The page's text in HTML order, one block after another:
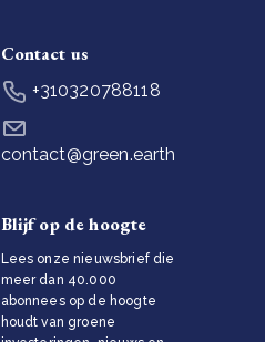
Contact us
+310320788118
contact@green.earth
Blijf op de hoogte
Lees onze nieuwsbrief die
meer dan 40.000
abonnees op de hoogte
houdt van groene